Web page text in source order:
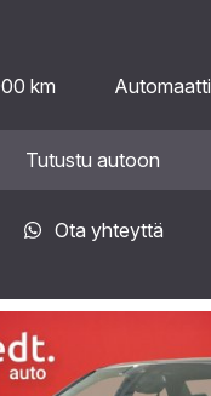
km Automaatti
Tutustu autoon
Ota yhteyttä